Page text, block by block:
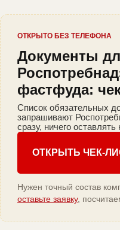
ОТКРЫТО БЕЗ ТЕЛЕФОНА
Документы
фастфуда:
Список обязательных
запрашивают
сразу, ничего оставлять
ОТКРЫТЬ ЧЕК-
Нужен точный состав
оставьте заявку,